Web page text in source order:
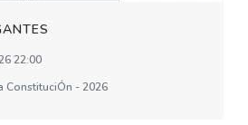
22:00
ConstituciÓn - 2026